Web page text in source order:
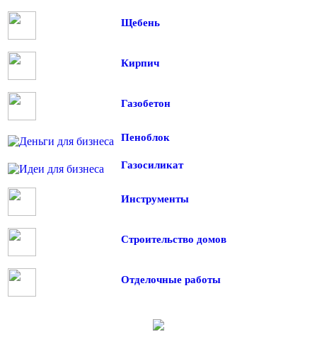
Щебень
Кирпич
Газобетон
Пеноблок
Газосиликат
Инструменты
Строительство домов
Отделочные работы